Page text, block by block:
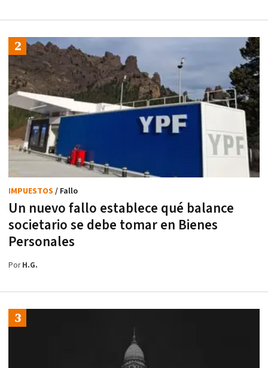
Un nuevo fallo establece qué balance
societario se debe tomar en Bienes
Personales
IMPUESTOS / Fallo
PorH.G.